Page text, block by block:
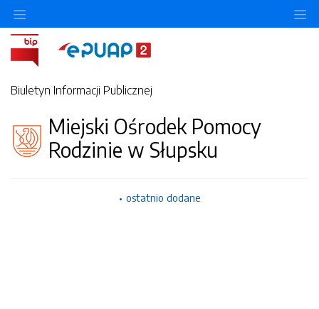
Biuletyn Informacji Publicznej
Miejski Ośrodek Pomocy
Rodzinie w Słupsku
ostatnio dodane